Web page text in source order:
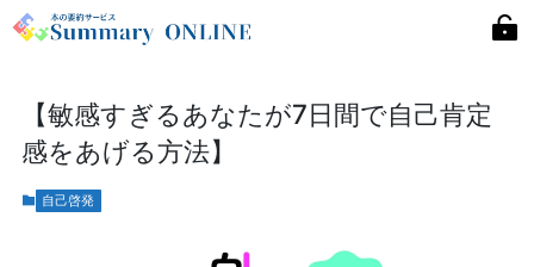
【敏感すぎるあなたが7日間で自己肯定
感をあげる方法】
自己啓発